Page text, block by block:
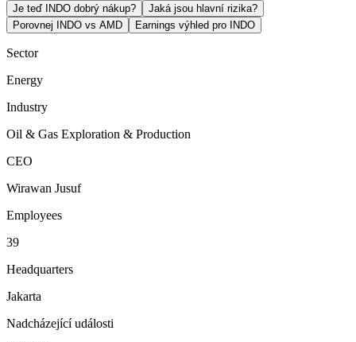
Je teď INDO dobrý nákup?
Jaká jsou hlavní rizika?
Porovnej INDO vs AMD
Earnings výhled pro INDO
Sector
Energy
Industry
Oil & Gas Exploration & Production
CEO
Wirawan Jusuf
Employees
39
Headquarters
Jakarta
Nadcházející události